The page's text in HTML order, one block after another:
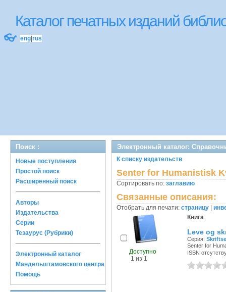
Каталог печатных изданий
👓 eng rus
Поиск :
Новые поступления
Простой поиск
Расширенный поиск
Авторы
Издательства
Серии
Тезаурус (Рубрики)
Электронный каталог
Мандельштамовского центра
Помощь
Электронный каталог:
К списку издательств
Senter for Humanistisk
Сортировать по: заглавию
Связанные описания:
Отобрать для печати: страницу
Доступно
1 из 1
Книга
Leve og
Серия:
Senter for
ISBN